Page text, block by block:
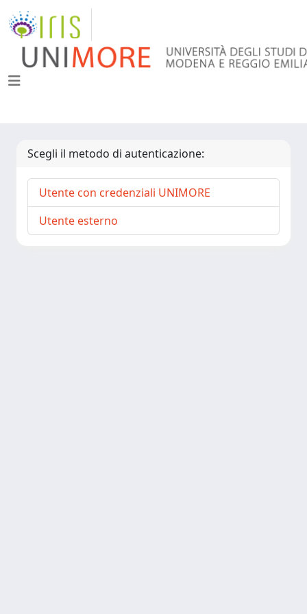
Scegli il metodo di autenticazione:
Utente con credenziali UNIMORE
Utente esterno